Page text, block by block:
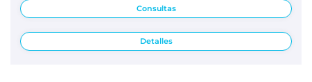
Consultas
Detalles